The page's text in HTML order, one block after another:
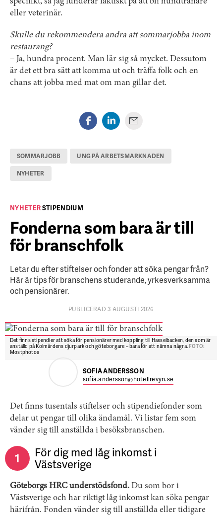
eller veterinär.
Skulle du rekommendera andra att sommarjobba inom
restaurang?
– Ja, hundra procent. Man lär sig så mycket. Dessutom
är det ett bra sätt att komma ut och träffa folk och en
chans att jobba med mat om man gillar det.
SOMMARJOBB UNG PÅ ARBETSMARKNADEN
NYHETER
NYHETERSTIPENDIUM
Fonderna som bara är till
för branschfolk
Letar du efter stiftelser och fonder att söka pengar från?
Här är tips för branschens studerande, yrkesverksamma
och pensionärer.
PUBLICERAD 3 AUGUSTI 2026
Det finns stipendier att söka för pensionärer med koppling till Hasselbacken, den som är
anställd på Kolmårdens djurpark och göteborgare – bara för att nämna några.FOTO:
Mostphotos
SOFIA ANDERSSON
sofia.andersson@hotellrevyn.se
Det finns tusentals stiftelser och stipendiefonder som
delar ut pengar till olika ändamål. Vi listar fem som
vänder sig till anställda i besöksbranschen.
1 För dig med låg inkomst i
Västsverige
Göteborgs HRC understödsfond. Du som bor i
Västsverige och har riktigt låg inkomst kan söka pengar
härifrån. Fonden vänder sig till anställda eller tidigare